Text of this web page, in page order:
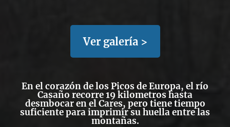
Ver galería >
En el corazón de los Picos de Europa, el río
Casaño recorre 19 kilometros hasta
desmbocar en el Cares, pero tiene tiempo
suficiente para imprimir su huella entre las
montañas.